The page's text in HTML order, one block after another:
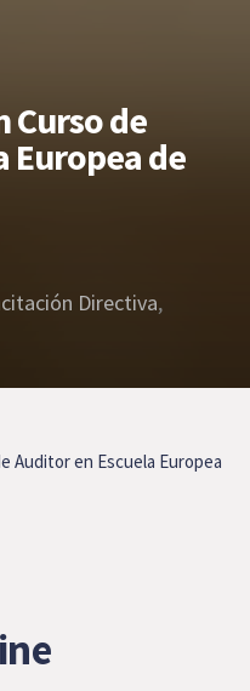
Curso de
Europea de
Directiva,
Auditor en Escuela Europea